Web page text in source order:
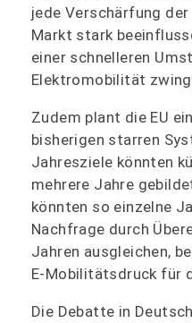
jede Verschärfung
Markt stark
einer schnelleren
Elektromobilität
Zudem plant die EU
bisherigen starren
Jahresziele könnten
mehrere Jahre
könnten so einzelne
Nachfrage durch
Jahren ausgleichen,
E-Mobilitätsdruck für
Die Debatte in